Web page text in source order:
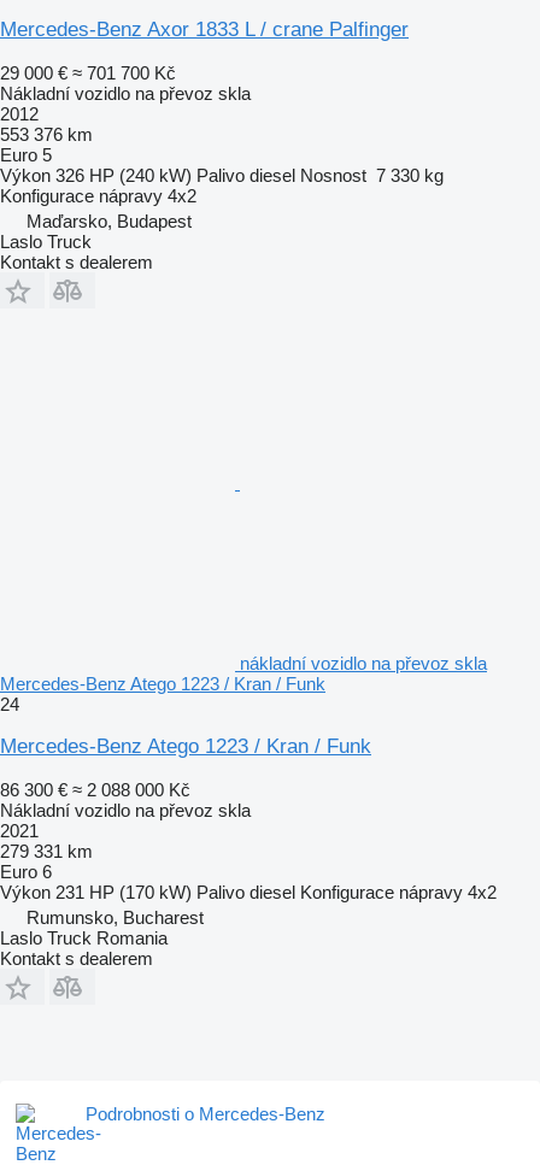
Mercedes-Benz Axor 1833 L / crane Palfinger
29 000 € ≈ 701 700 Kč
Nákladní vozidlo na převoz skla
2012
553 376 km
Euro 5
Výkon 326 HP (240 kW) Palivo diesel Nosnost 7 330 kg
Konfigurace nápravy 4x2
Maďarsko, Budapest
Laslo Truck
Kontakt s dealerem
nákladní vozidlo na převoz skla
Mercedes-Benz Atego 1223 / Kran / Funk
24
Mercedes-Benz Atego 1223 / Kran / Funk
86 300 € ≈ 2 088 000 Kč
Nákladní vozidlo na převoz skla
2021
279 331 km
Euro 6
Výkon 231 HP (170 kW) Palivo diesel Konfigurace nápravy 4x2
Rumunsko, Bucharest
Laslo Truck Romania
Kontakt s dealerem
Podrobnosti o Mercedes-Benz